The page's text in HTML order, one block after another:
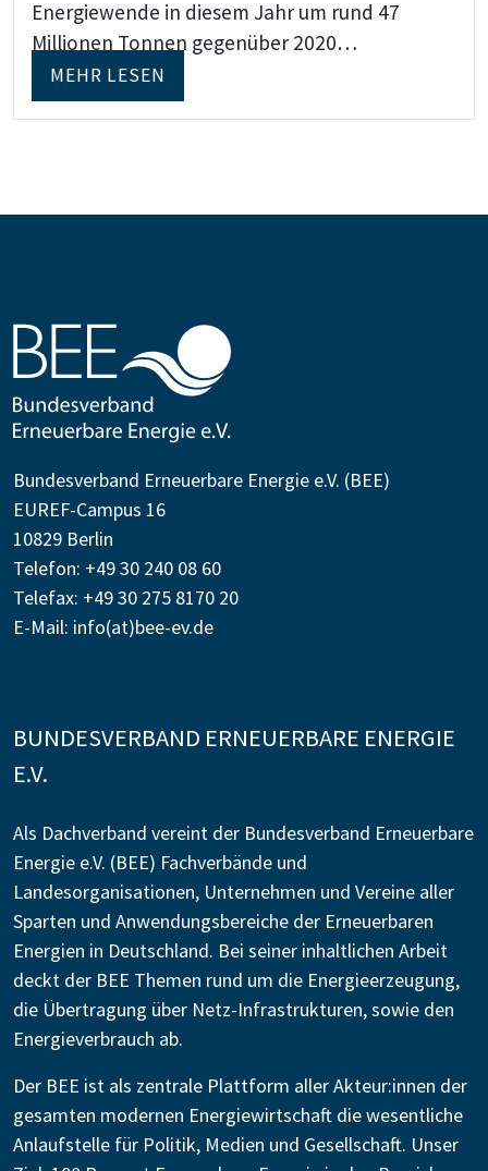
Energiewende in diesem Jahr um rund 47
Millionen Tonnen gegenüber 2020…
MEHR LESEN
Bundesverband Erneuerbare Energie e.V. (BEE)
EUREF-Campus 16
10829 Berlin
Telefon: +49 30 240 08 60
Telefax: +49 30 275 8170 20
E-Mail: info(at)bee-ev.de
BUNDESVERBAND ERNEUERBARE ENERGIE
E.V.
Als Dachverband vereint der Bundesverband Erneuerbare
Energie e.V. (BEE) Fachverbände und
Landesorganisationen, Unternehmen und Vereine aller
Sparten und Anwendungsbereiche der Erneuerbaren
Energien in Deutschland. Bei seiner inhaltlichen Arbeit
deckt der BEE Themen rund um die Energieerzeugung,
die Übertragung über Netz-Infrastrukturen, sowie den
Energieverbrauch ab.
Der BEE ist als zentrale Plattform aller Akteur:innen der
gesamten modernen Energiewirtschaft die wesentliche
Anlaufstelle für Politik, Medien und Gesellschaft. Unser